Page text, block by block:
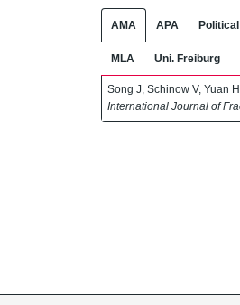
AMA APA
MLA Uni. Freiburg
Song J, Schinow V, Yuan
International Journal of